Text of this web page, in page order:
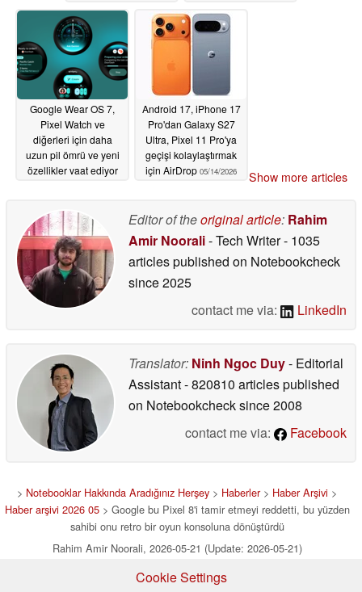
Google Wear OS 7,
Pixel Watch ve
diğerleri için daha
uzun pil ömrü ve yeni
özellikler vaat ediyor
Android 17, iPhone 17
Pro'dan Galaxy S27
Ultra, Pixel 11 Pro'ya
geçişi kolaylaştırmak
için AirDrop 05/14/2026 Show more articles
Editor of theoriginal article: Rahim
Amir Noorali- Tech Writer- 1035
articles published on Notebookcheck
since 2025
contact me via:
LinkedIn
Translator: Ninh Ngoc Duy- Editorial
Assistant- 820810 articles published
on Notebookchecksince 2008
contact me via:
Facebook
> Notebooklar Hakkında Aradığınız Herşey > Haberler> Haber Arşivi >
Haber arşivi 2026 05> Google bu Pixel 8'i tamir etmeyi reddetti, bu yüzden
sahibi onu retro bir oyun konsoluna dönüştürdü
Rahim Amir Noorali, 2026-05-21 (Update: 2026-05-21)
Cookie Settings